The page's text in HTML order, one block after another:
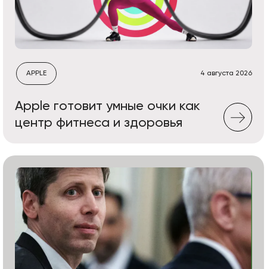
APPLE 4 августа 2026
Apple готовит умные очки как
центр фитнеса и здоровья